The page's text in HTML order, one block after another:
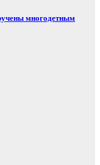
многодетным